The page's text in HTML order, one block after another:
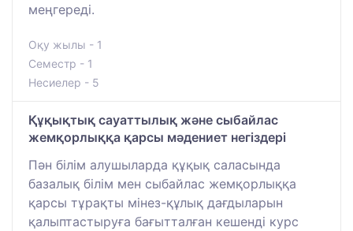
меңгереді.
Оқу жылы - 1
Семестр - 1
Несиелер - 5
Құқықтық сауаттылық және сыбайлас
жемқорлыққа қарсы мәдениет негіздері
Пән білім алушыларда құқық саласында
базалық білім мен сыбайлас жемқорлыққа
қарсы тұрақты мінез-құлық дағдыларын
қалыптастыруға бағытталған кешенді курс